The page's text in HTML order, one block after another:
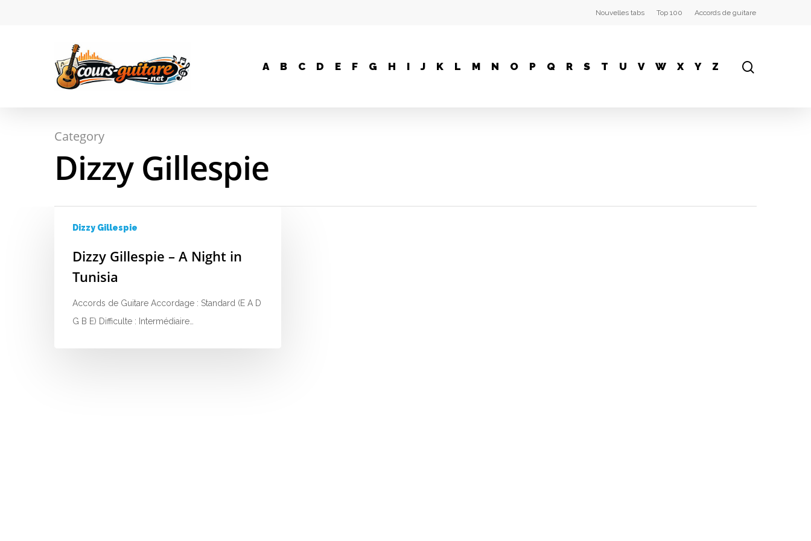
Nouvelles tabs Top 100 Accords de guitare
A B C D E F G H I J K L M N O P Q R S T U V W X Y Z
Category
Dizzy Gillespie
Dizzy Gillespie
Dizzy Gillespie – A Night in
Tunisia
Accords de Guitare Accordage : Standard (E A D
G B E) Difficulte : Intermédiaire…